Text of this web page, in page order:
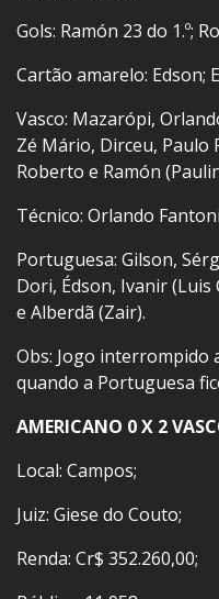
Gols: Ramón 23 do 1.º;
Cartão amarelo: Edson;
Vasco: Mazarópi,
Zé Mário, Dirceu, Paulo
Roberto e Ramón
Técnico: Orlando Fantoni
Portuguesa: Gilson,
Dori, Édson, Ivanir (Luis
e Alberdã (Zair).
Obs: Jogo interrompido
quando a Portuguesa
AMERICANO 0 X 2
Local: Campos;
Juiz: Giese do Couto;
Renda: Cr$ 352.260,00;